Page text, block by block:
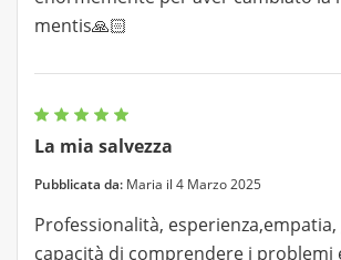
mentis🙏🏻
La mia salvezza
Pubblicata da: Maria il 4 Marzo 2025
Professionalità, esperienza,empatia,
capacità di comprendere i problemi